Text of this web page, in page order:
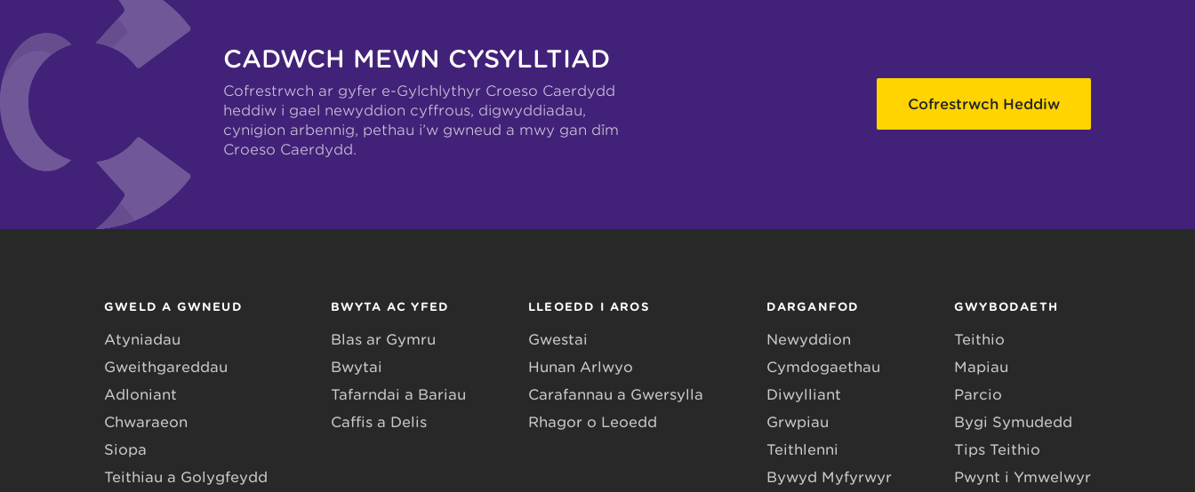
CADWCH MEWN CYSYLLTIAD
Cofrestrwch ar gyfer e-Gylchlythyr Croeso Caerdydd
heddiw i gael newyddion cyffrous, digwyddiadau,
cynigion arbennig, pethau i’w gwneud a mwy gan dîm
Croeso Caerdydd.
Cofrestrwch Heddiw
GWELD A GWNEUD
Atyniadau
Gweithgareddau
Adloniant
Chwaraeon
Siopa
Teithiau a Golygfeydd
BWYTA AC YFED
Blas ar Gymru
Bwytai
Tafarndai a Bariau
Caffis a Delis
LLEOEDD I AROS
Gwestai
Hunan Arlwyo
Carafannau a Gwersylla
Rhagor o Leoedd
DARGANFOD
Newyddion
Cymdogaethau
Diwylliant
Grwpiau
Teithlenni
Bywyd Myfyrwyr
GWYBODAETH
Teithio
Mapiau
Parcio
Bygi Symudedd
Tips Teithio
Pwynt i Ymwelwyr